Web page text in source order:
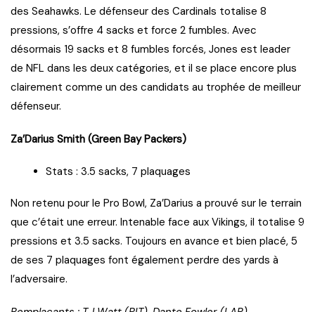
des Seahawks. Le défenseur des Cardinals totalise 8
pressions, s’offre 4 sacks et force 2 fumbles. Avec
désormais 19 sacks et 8 fumbles forcés, Jones est leader
de NFL dans les deux catégories, et il se place encore plus
clairement comme un des candidats au trophée de meilleur
défenseur.
Za’Darius Smith (Green Bay Packers)
Stats : 3.5 sacks, 7 plaquages
Non retenu pour le Pro Bowl, Za’Darius a prouvé sur le terrain
que c’était une erreur. Intenable face aux Vikings, il totalise 9
pressions et 3.5 sacks. Toujours en avance et bien placé, 5
de ses 7 plaquages font également perdre des yards à
l’adversaire.